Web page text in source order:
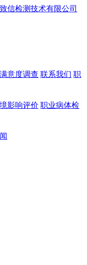
满意度调查 联系我们 职
影响评价 职业病体检